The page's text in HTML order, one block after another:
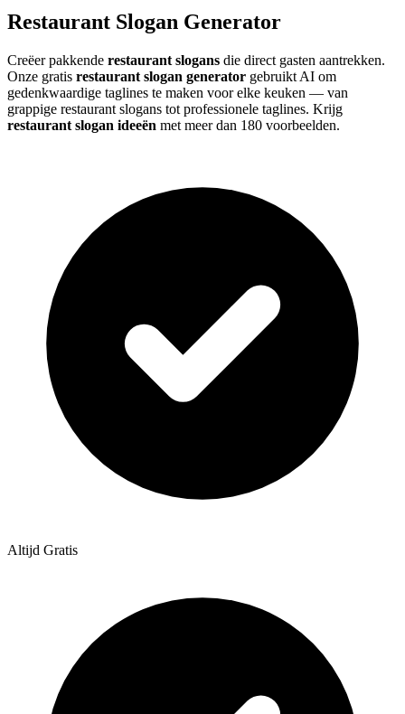
Restaurant Slogan Generator
Creëer pakkende restaurant slogans die direct gasten aantrekken.
Onze gratis restaurant slogan generator gebruikt AI om
gedenkwaardige taglines te maken voor elke keuken — van
grappige restaurant slogans tot professionele taglines. Krijg
restaurant slogan ideeën met meer dan 180 voorbeelden.
Altijd Gratis